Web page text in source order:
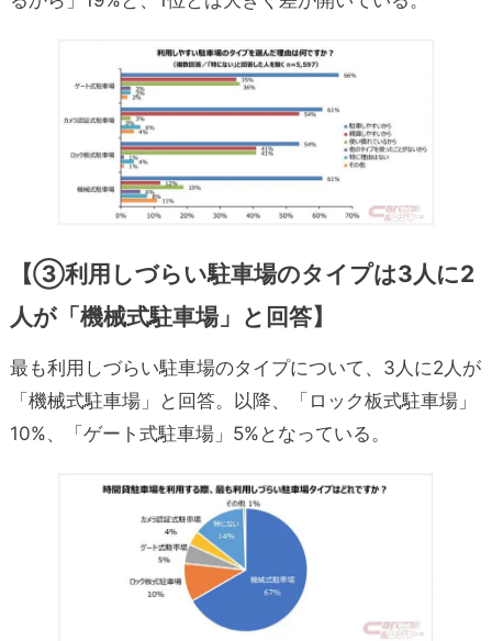
【③利用しづらい駐車場のタイプは3人に2
人が「機械式駐車場」と回答】
最も利用しづらい駐車場のタイプについて、3人に2人が
「機械式駐車場」と回答。以降、「ロック板式駐車場」
10%、「ゲート式駐車場」5%となっている。